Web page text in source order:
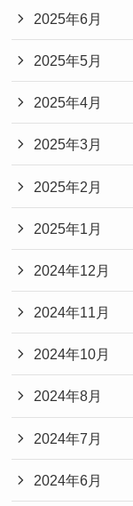
2025年6月
2025年5月
2025年4月
2025年3月
2025年2月
2025年1月
2024年12月
2024年11月
2024年10月
2024年8月
2024年7月
2024年6月